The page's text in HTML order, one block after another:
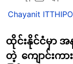
Chayanit
ထိုင်းနိုင်ငံမှာ
တဲ့ ကျောင်းကာ